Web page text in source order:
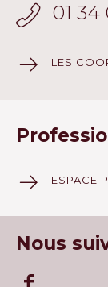
01
LES
ESPACE
Nous